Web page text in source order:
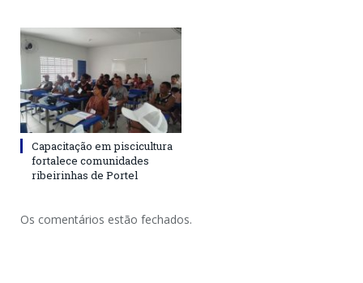
Capacitação em piscicultura
fortalece comunidades
ribeirinhas de Portel
Os comentários estão fechados.